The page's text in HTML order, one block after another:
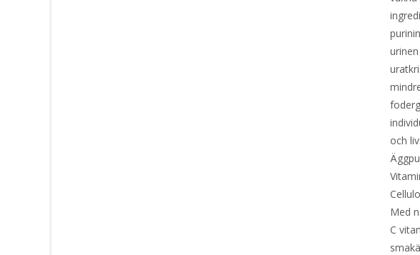
och
Med
C